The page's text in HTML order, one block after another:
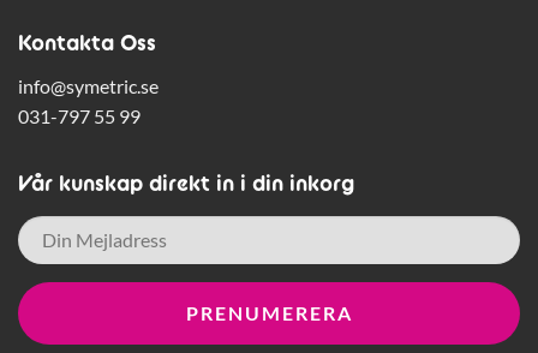
Kontakta Oss
info@symetric.se
031-797 55 99
Vår kunskap direkt in i din inkorg
E-
post *